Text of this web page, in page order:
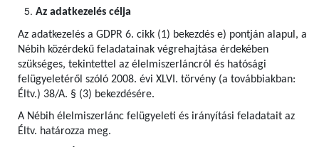
Az adatkezelés célja
Az adatkezelés a GDPR 6. cikk (1) bekezdés e) pontján alapul, a
Nébih közérdekű feladatainak végrehajtása érdekében
szükséges, tekintettel az élelmiszerláncról és hatósági
felügyeletéről szóló 2008. évi XLVI. törvény (a továbbiakban:
Éltv.) 38/A. § (3) bekezdésére.
A Nébih élelmiszerlánc felügyeleti és irányítási feladatait az
Éltv. határozza meg.